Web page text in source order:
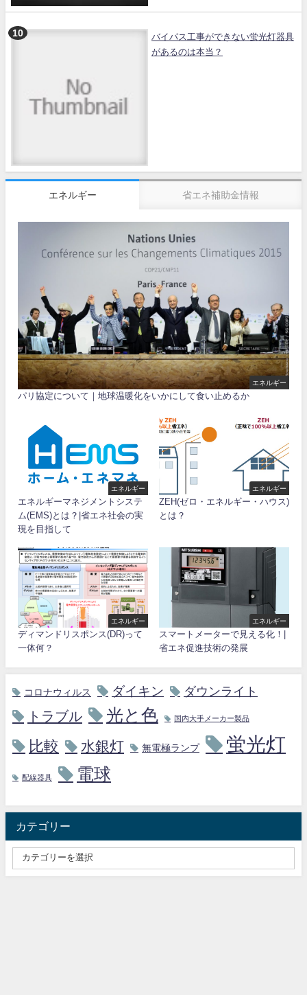
バイパス工事ができない蛍光灯器具
があるのは本当？
エネルギー 省エネ補助金情報
エネルギー
パリ協定について｜地球温暖化をいかにして食い止めるか
エネルギー
エネルギーマネジメントシステ
ム(EMS)とは？|省エネ社会の実
現を目指して
エネルギー
ZEH(ゼロ・エネルギー・ハウス)
とは？
エネルギー
ディマンドリスポンス(DR)って
一体何？
エネルギー
スマートメーターで見える化！|
省エネ促進技術の発展
コロナウィルス ダイキン ダウンライト
トラブル 光と色 国内大手メーカー製品
比較 水銀灯 無電極ランプ 蛍光灯
配線器具 電球
カテゴリー